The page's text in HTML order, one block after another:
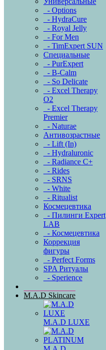
- Options
- HydraCure
- Royal Jelly
- For Men
- TimExpert SUN
Специальные
- PurExpert
- B-Calm
- So Delicate
- Excel Therapy
O2
- Excel Therapy
Premier
- Naturae
Антивозрастные
- Lift (In)
- Hydraluronic
- Radiance C+
- Rides
- SRNS
- White
- Ritualist
Космецевтика
- Пилинги Expert
LAB
- Космецевтика
Коррекция
фигуры
- Perfect Forms
SPA Ритуалы
- Sperience
M.A.D Skincare
M.A.D LUXE